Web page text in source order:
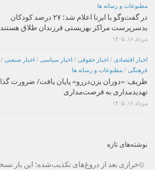
مطبوعات و رسانه ها
در گفت‌وگو با ایرنا اعلام شد؛ ۲۷ درصد کودکان
بدسرپرست مراکز بهزیستی فرزندان طلاق هستند
مرداد ۱۶, ۱۴۰۵
اخبار اقتصادی / اخبار حقوقی / اخبار سیاسی / اخبار صنعتی /
فرهنگی / مطبوعات و رسانه ها
ظریف: «دوران بزن‌دررو» پایان یافت/ ضرورت
تهدیدمداری به فرصت‌مداری
مرداد ۱۶, ۱۴۰۵
نوشته‌های تازه
خرازی بعد از دروغ‌های تکذیب‌شده؛ این بار